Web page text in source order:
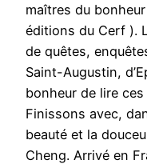
maîtres du
éditions du Cerf ).
de quêtes,
Saint-Augustin,
bonheur de lire
Finissons avec,
beauté et la
Cheng. Arrivé en